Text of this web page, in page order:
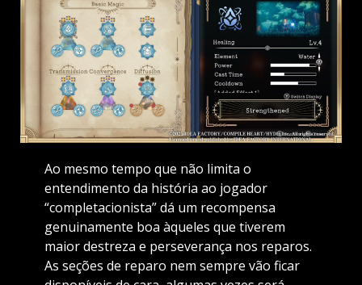
Ao mesmo tempo que não limita o
entendimento da história ao jogador
“completacionista” dá um recompensa
genuinamente boa àqueles que tiverem
maior destreza e perseverança nos reparos.
As seções de reparo nem sempre vão ficar